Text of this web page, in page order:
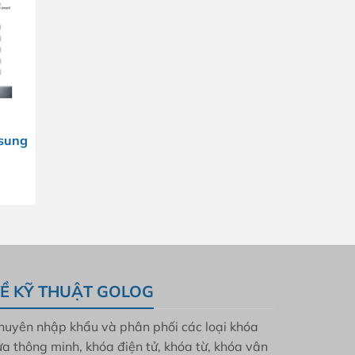
KỸ THUẬT GOLOG
nhập khẩu và phân phối các loại khóa
thông minh, khóa điện tử, khóa từ, khóa vân